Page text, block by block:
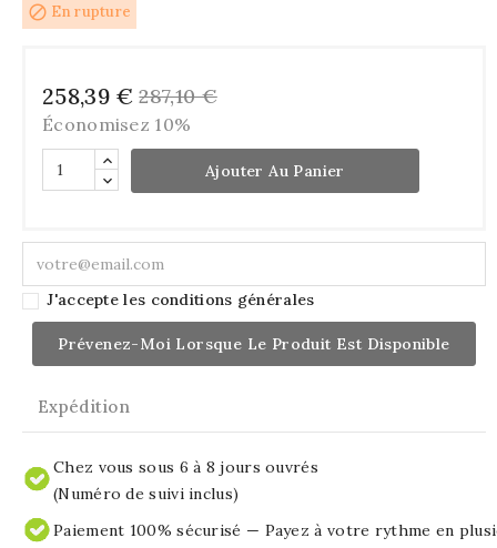
block En rupture
258,39 € 287,10 €
Économisez 10%
Ajouter Au Panier
J'accepte les conditions générales
Prévenez-Moi Lorsque Le Produit Est Disponible
Expédition
Chez vous sous 6 à 8 jours ouvrés
(Numéro de suivi inclus)
Paiement 100% sécurisé — Payez à votre rythme en